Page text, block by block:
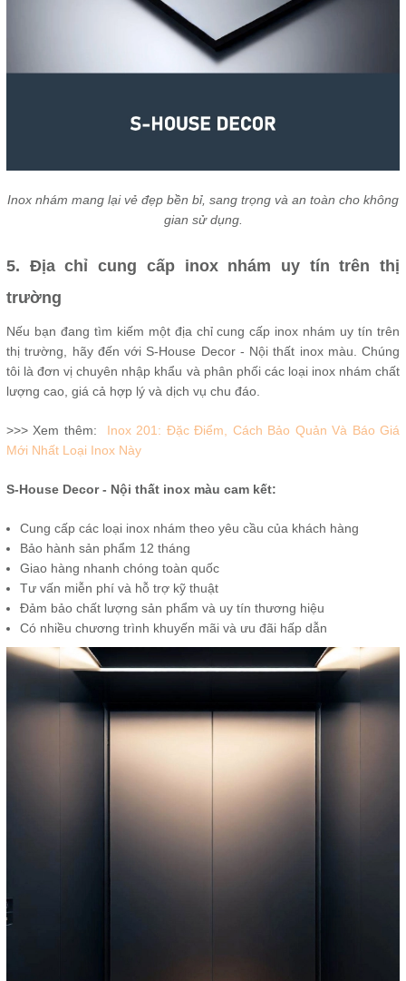
Inox nhám mang lại vẻ đẹp bền bỉ, sang trọng và an toàn cho không
gian sử dụng.
5. Địa chỉ cung cấp inox nhám uy tín trên thị
trường
Nếu bạn đang tìm kiếm một địa chỉ cung cấp inox nhám uy tín trên
thị trường, hãy đến với S-House Decor - Nội thất inox màu. Chúng
tôi là đơn vị chuyên nhập khẩu và phân phối các loại inox nhám chất
lượng cao, giá cả hợp lý và dịch vụ chu đáo.
>>> Xem thêm: Inox 201: Đặc Điểm, Cách Bảo Quản Và Báo Giá
Mới Nhất Loại Inox Này
S-House Decor - Nội thất inox màu cam kết:
Cung cấp các loại inox nhám theo yêu cầu của khách hàng
Bảo hành sản phẩm 12 tháng
Giao hàng nhanh chóng toàn quốc
Tư vấn miễn phí và hỗ trợ kỹ thuật
Đảm bảo chất lượng sản phẩm và uy tín thương hiệu
Có nhiều chương trình khuyến mãi và ưu đãi hấp dẫn